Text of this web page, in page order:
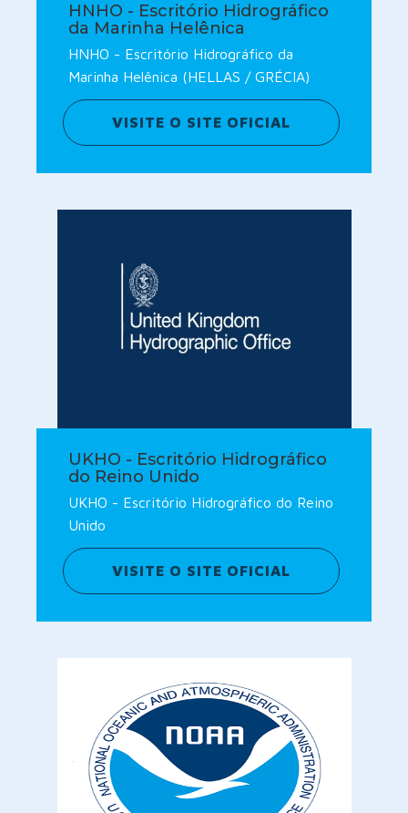
HNHO - Escritório Hidrográfico
da Marinha Helênica
HNHO - Escritório Hidrográfico da
Marinha Helênica (HELLAS / GRÉCIA)
VISITE O SITE OFICIAL
UKHO - Escritório Hidrográfico
do Reino Unido
UKHO - Escritório Hidrográfico do Reino
Unido
VISITE O SITE OFICIAL